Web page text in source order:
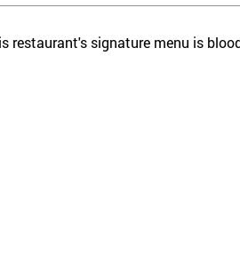
restaurant's signature menu is